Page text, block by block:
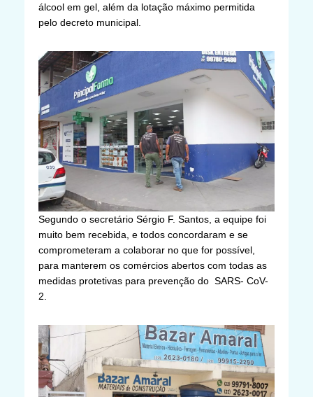
álcool em gel, além da lotação máximo permitida
pelo decreto municipal.
Segundo o secretário Sérgio F. Santos, a equipe foi
muito bem recebida, e todos concordaram e se
comprometeram a colaborar no que for possível,
para manterem os comércios abertos com todas as
medidas protetivas para prevenção do SARS- CoV-
2.